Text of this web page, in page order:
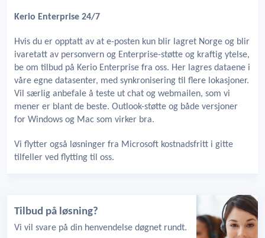
Kerio Enterprise 24/7
Hvis du er opptatt av at e-posten kun blir lagret Norge og blir
ivaretatt av personvern og Enterprise-støtte og kraftig ytelse,
be om tilbud på Kerio Enterprise fra oss. Her lagres dataene i
våre egne datasenter, med synkronisering til flere lokasjoner.
Vil særlig anbefale å teste ut chat og webmailen, som vi
mener er blant de beste. Outlook-støtte og både versjoner
for Windows og Mac som virker bra.
Vi flytter også løsninger fra Microsoft kostnadsfritt i gitte
tilfeller ved flytting til oss.
Tilbud på løsning?
Vi vil svare på din henvendelse døgnet rundt.